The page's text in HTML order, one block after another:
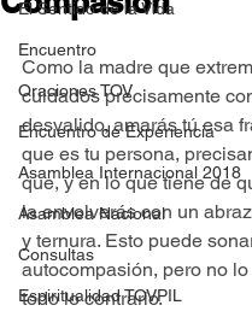
El Sentido de la Vida
Encuentro
Oraciones TOV
Encuentro de Experiencia
Asamblea Internacional 2018
Asamblea Nacional
Consultas
Espiritualidad TOVPIL
Como la madre que
cuidados precisamente
desvalido, amarás tú esa
que es tu persona,
que, y en lo que tiene de
la envolverás con un
y ternura. Esto puede
autocompasión, pero no
todo lo contrario.